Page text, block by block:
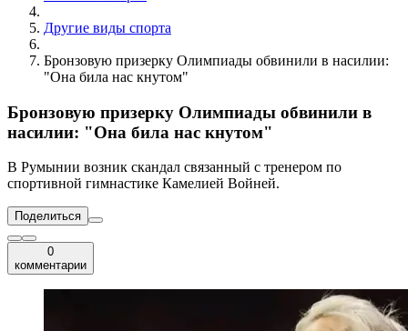
Другие виды спорта
Бронзовую призерку Олимпиады обвинили в насилии:
"Она била нас кнутом"
Бронзовую призерку Олимпиады обвинили в
насилии: "Она била нас кнутом"
В Румынии возник скандал связанный с тренером по
спортивной гимнастике Камелией Войней.
Поделиться
0
комментарии